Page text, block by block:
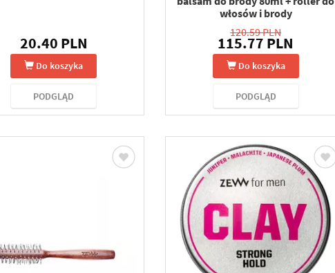
20.40 PLN
Do koszyka
PODGLĄD
włosów i brody
120.59 PLN
115.77 PLN
Do koszyka
PODGLĄD